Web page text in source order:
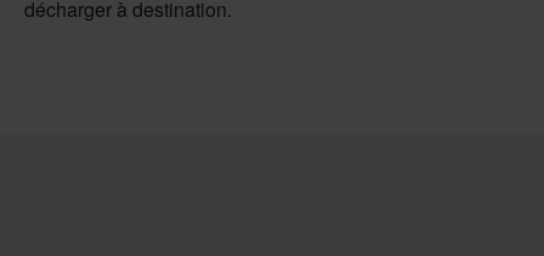
décharger à destination.